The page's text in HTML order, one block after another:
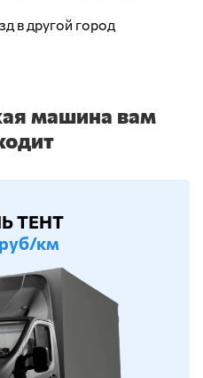
в другой город
машина вам
ТЕНТ
км